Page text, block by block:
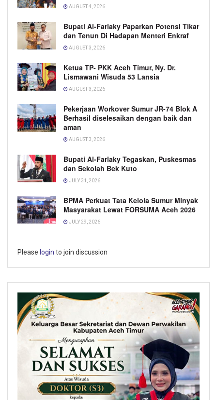
AUGUST 4, 2026
Bupati Al-Farlaky Paparkan Potensi Tikar
dan Tenun Di Hadapan Menteri Enkraf
AUGUST 3, 2026
Ketua TP- PKK Aceh Timur, Ny. Dr.
Lismawani Wisuda 53 Lansia
AUGUST 3, 2026
Pekerjaan Workover Sumur JR-74 Blok A
Berhasil diselesaikan dengan baik dan
aman
AUGUST 3, 2026
Bupati Al-Farlaky Tegaskan, Puskesmas
dan Sekolah Bek Kuto
JULY 31, 2026
BPMA Perkuat Tata Kelola Sumur Minyak
Masyarakat Lewat FORSUMA Aceh 2026
JULY 29, 2026
Please login to join discussion